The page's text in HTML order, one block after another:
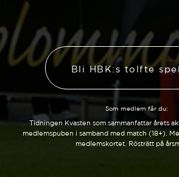
Bli HBK:s tolfte
Som medlem får du:
Tidningen Kvasten som sammanfattar årets
medlemspuben i samband med match (18+).
medlemskortet. Rösträtt på